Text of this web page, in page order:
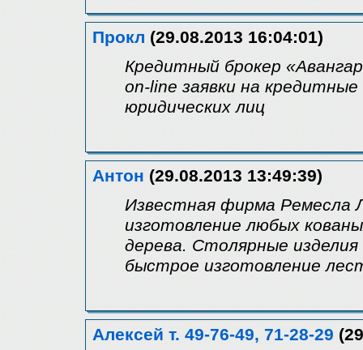
Прокл (29.08.2013 16:04:01)
Кредитный брокер
on-line заявки на
юридических лиц
Антон (29.08.2013 13:49:39)
Известная фирма Ремесла
изготовление любых
дерева. Столярные
быстрое изготовление
Алексей т. 49-76-49, 71-28-29